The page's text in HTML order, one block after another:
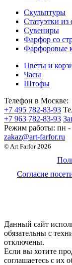
Скульптуры
Статуэтки из
Сувениры
Фарфор со
Фарфоровые
Цветы и
Часы
Штофы
Телефон в Москве:
+7 495 782-83-93
+7 963 782-83-93
Режим работы: пн -
zakaz@art-farfor.ru
© Art Farfor 2026
Согласие
Данный сайт
обязательны с
отключены.
Если вы хотите
соглашаетесь с их